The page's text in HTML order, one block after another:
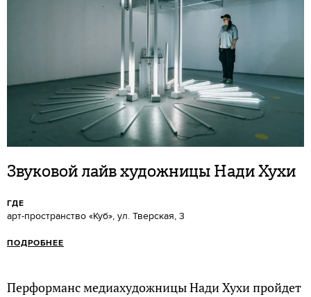
Звуковой лайв художницы Нади Хухи
ГДЕ
арт-пространство «Куб», ул. Тверская, 3
ПОДРОБНЕЕ
Перформанс медиахудожницы Нади Хухи пройдет